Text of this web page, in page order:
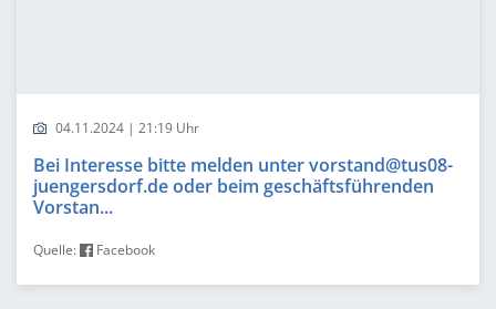
04.11.2024 | 21:19 Uhr
Bei Interesse bitte melden unter vorstand@tus08-
juengersdorf.de oder beim geschäftsführenden
Vorstan...
Quelle: Facebook